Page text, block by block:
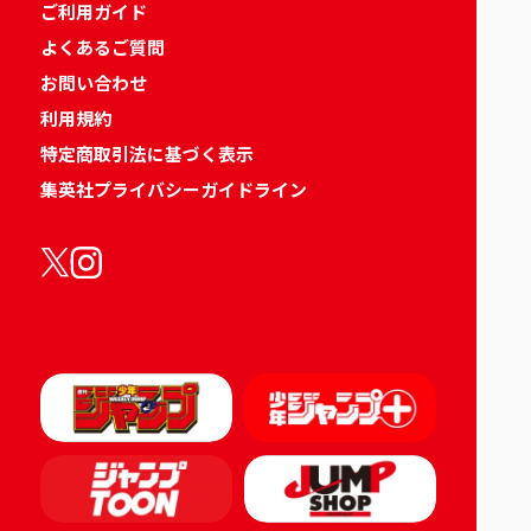
ご利用ガイド
よくあるご質問
お問い合わせ
利用規約
特定商取引法に基づく表示
集英社プライバシーガイドライン